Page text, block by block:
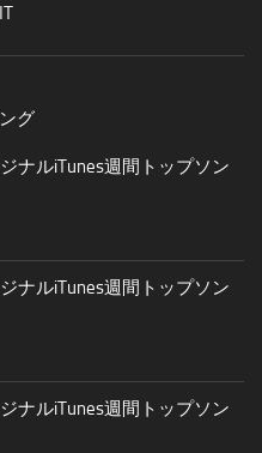
グ
ナルiTunes週間トップソン
ナルiTunes週間トップソン
ナルiTunes週間トップソン